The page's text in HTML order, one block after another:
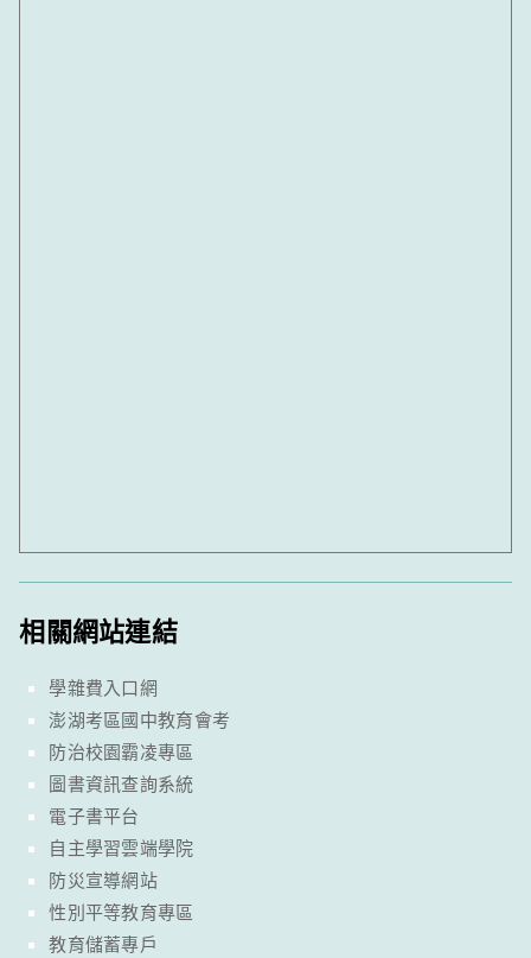
相關網站連結
學雜費入口網
澎湖考區國中教育會考
防治校園霸凌專區
圖書資訊查詢系統
電子書平台
自主學習雲端學院
防災宣導網站
性別平等教育專區
教育儲蓄專戶